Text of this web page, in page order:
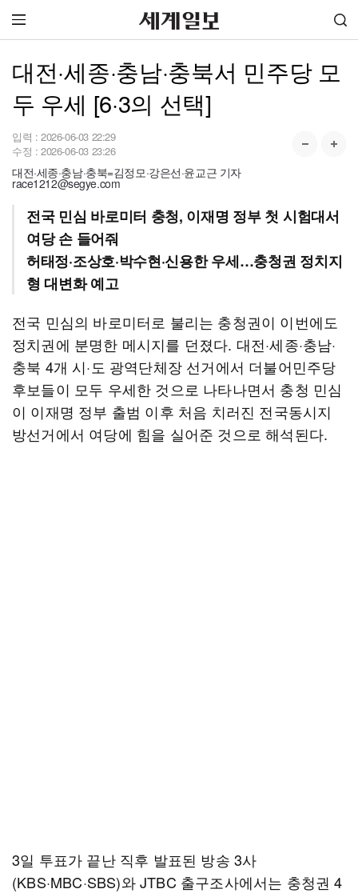
대전·세종·충남·충북서 민주당 모
두 우세 [6·3의 선택]
입력 : 2026-06-03 22:29
수정 : 2026-06-03 23:26
대전·세종·충남·충북=김정모·강은선·윤교근 기자
race1212@segye.com
전국 민심 바로미터 충청, 이재명 정부 첫 시험대서
여당 손 들어줘
허태정·조상호·박수현·신용한 우세…충청권 정치지
형 대변화 예고
전국 민심의 바로미터로 불리는 충청권이 이번에도
정치권에 분명한 메시지를 던졌다. 대전·세종·충남·
충북 4개 시·도 광역단체장 선거에서 더불어민주당
후보들이 모두 우세한 것으로 나타나면서 충청 민심
이 이재명 정부 출범 이후 처음 치러진 전국동시지
방선거에서 여당에 힘을 실어준 것으로 해석된다.
3일 투표가 끝난 직후 발표된 방송 3사
(KBS·MBC·SBS)와 JTBC 출구조사에서는 충청권 4